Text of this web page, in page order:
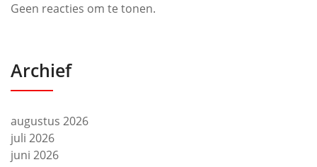
Geen reacties om te tonen.
Archief
augustus 2026
juli 2026
juni 2026